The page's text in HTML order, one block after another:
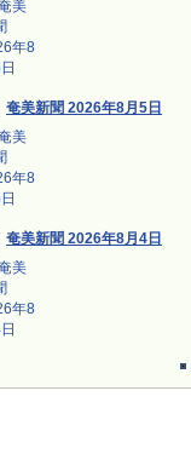
奄美新聞 2026年8月5日
奄美新聞 2026年8月4日